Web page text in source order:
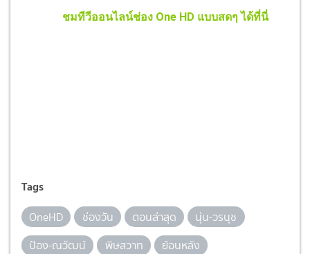
ชมทีวีออนไลน์ช่อง One HD แบบสดๆ ได้ที่นี่
Tags
OneHD ช่องวัน ตอนล่าสุด
นุ่น-วรนุช
ป้อง-ณวัฒน์
พิษสวาท
ย้อนหลัง